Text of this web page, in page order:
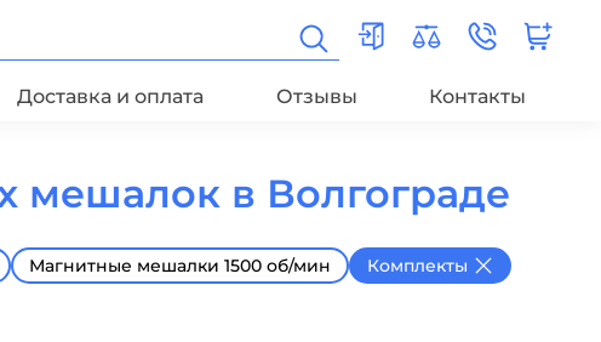
Доставка и оплата Отзывы Контакты
мешалок в Волгограде
Магнитные мешалки 1500 об/мин
Комплекты